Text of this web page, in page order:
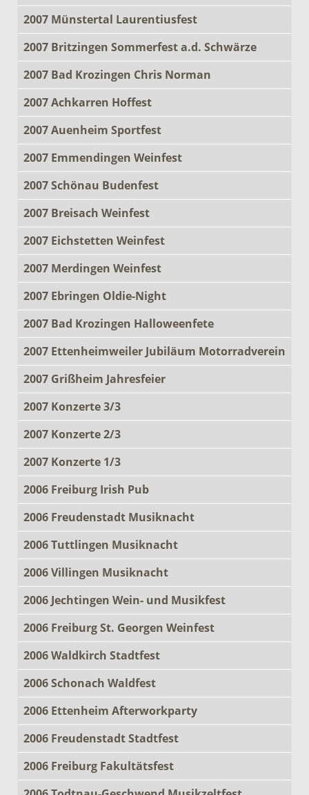
2007 Münstertal Laurentiusfest
2007 Britzingen Sommerfest a.d. Schwärze
2007 Bad Krozingen Chris Norman
2007 Achkarren Hoffest
2007 Auenheim Sportfest
2007 Emmendingen Weinfest
2007 Schönau Budenfest
2007 Breisach Weinfest
2007 Eichstetten Weinfest
2007 Merdingen Weinfest
2007 Ebringen Oldie-Night
2007 Bad Krozingen Halloweenfete
2007 Ettenheimweiler Jubiläum Motorradverein
2007 Grißheim Jahresfeier
2007 Konzerte 3/3
2007 Konzerte 2/3
2007 Konzerte 1/3
2006 Freiburg Irish Pub
2006 Freudenstadt Musiknacht
2006 Tuttlingen Musiknacht
2006 Villingen Musiknacht
2006 Jechtingen Wein- und Musikfest
2006 Freiburg St. Georgen Weinfest
2006 Waldkirch Stadtfest
2006 Schonach Waldfest
2006 Ettenheim Afterworkparty
2006 Freudenstadt Stadtfest
2006 Freiburg Fakultätsfest